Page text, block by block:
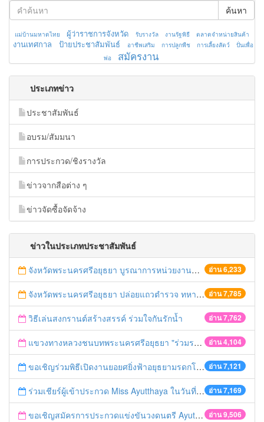
ค้นหา
แม่บ้านมหาดไทย ผู้ว่าราชการจังหวัด รับรางวัล งานรัฐพิธี ตลาดจำหน่ายสินค้า
งานเทศกาล ป้ายประชาสัมพันธ์ อาชีพเสริม การปลูกพืช การเลี้ยงสัตว์
ปั่นเพื่อ
พ่อ
สมัครงาน
ประเภทข่าว
ประชาสัมพันธ์
อบรม/สัมมนา
การประกวด/ชิงรางวัล
ข่าวจากสือต่าง ๆ
ข่าวจัดซื้อจัดจ้าง
ข่าวในประเภทประชาสัมพันธ์
อ่าน 6,233
จังหวัดพระนครศรีอยุธยา บูรณาการหน่วยงานที่เกี่ยวข้อง ลงพื้นที่จัดระเบียบและดำเนินมาตรการตามบทลงโทษสูงสุดกับผู้ประกอบการร้านค้าที่ยังฝ่าฝืนตั้งร้านค้ารุกล้ำเขตพื้นที่ทางหลวง เตรียมความปลอดภัยก่อนเทศกาลสงกรานต์
อ่าน 7,785
จังหวัดพระนครศรีอยุธยา ปล่อยแถวตำรวจ ทหาร ฝ่ายปกครอง กว่า 100 นาย ตรวจเข้มท่ารถสาธารณะ สถานีขนส่งรถโดยสาร วินรถตู้ และสถานีรถไฟ เตรียมรับมือเทศกาลสงกรานต์
อ่าน 7,762
วิธีเล่นสงกรานต์สร้างสรรค์ ร่วมใจกันรักน้ำ
อ่าน 4,104
แขวงทางหลวงชนบทพระนครศรีอยุธยา "ร่วมรณรงค์ ขับช้า เปิดไฟหน้า คาดเข็มขัด" เทศกาลสงกรานต์ ปี 2561
อ่าน 7,121
ขอเชิญร่วมพิธีเปิดงานยอยศยิ่งฟ้าอยุธยามรดกโลก
อ่าน 7,169
ร่วมเชียร์ผู้เข้าประกวด Miss Ayutthaya ในวันที่ 15 ธันวาคม 2560
อ่าน 9,506
ขอเชิญสมัครการประกวดแข่งขันวงดนตรี Ayutthaya battle of the bands